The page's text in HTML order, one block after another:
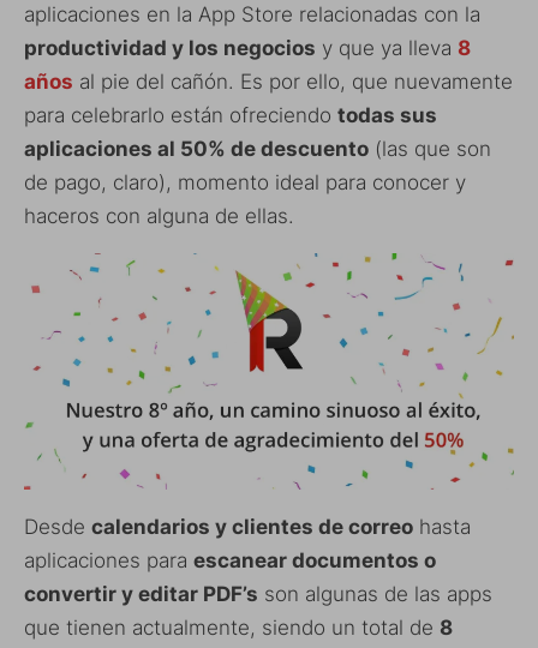
aplicaciones en la App Store relacionadas con la
productividad y los negocios y que ya lleva 8
años al pie del cañón. Es por ello, que nuevamente
para celebrarlo están ofreciendo todas sus
aplicaciones al 50% de descuento (las que son
de pago, claro), momento ideal para conocer y
haceros con alguna de ellas.
Desde calendarios y clientes de correo hasta
aplicaciones para escanear documentos o
convertir y editar PDF’s son algunas de las apps
que tienen actualmente, siendo un total de 8